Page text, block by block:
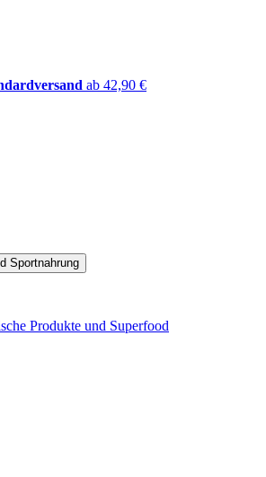
ab 42,90 €
Produkte und Superfood